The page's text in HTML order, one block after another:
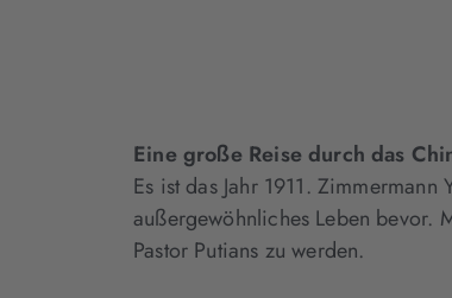
Eine große Reise durch das
Es ist das Jahr 1911.
außergewöhnliches Leben bevor.
Pastor Putians zu werden.